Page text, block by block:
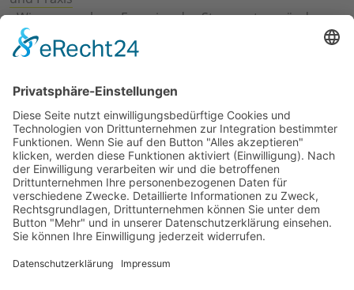
›Wie erneuerbare Energien das Stromnetz verändern
Digitalisierung Energiewirtschaft: Effizienz, Netze und
Prozesse
Geschäftsmodelle
›Vorstandswechsel Westenergie: Böddeling übernimmt
befristet
›Wasserstoff-Hochlauf: Dialog, Infrastruktur und
konkrete Schritte
›Solaranlage Regenbogenfarben: FC St. Pauli und
LichtBlick installieren erste weltweite Anlage
Jetzt an der STUDIE360 teilnehmen
Wir möchten Transparenz mit einheitlichen Kriterien